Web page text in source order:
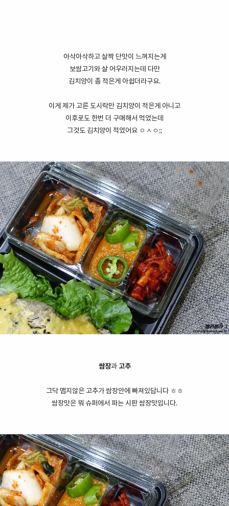
아삭아삭하고 살짝 단맛이 느껴지는게
보쌈고기와 살 어우러지는데 다만
김치양이 좀 적은게 아쉽더라구요.
이게 제가 고른 도시락만 김치양이 적은게 아니고
이후로도 한번 더 구매해서 먹었는데
그것도 김치양이 적었어요 ㅇㅅㅇ;;
쌈장과 고추
그닥 맵지않은 고추가 쌈장안에 빠져있답니다 ㅎㅎ
쌈장맛은 뭐 슈퍼에서 파는 시판 쌈장맛입니다.